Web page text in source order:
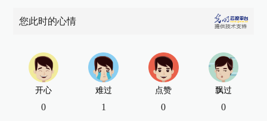
您此时的心情
开心
0
难过
1
点赞
0
飘过
0